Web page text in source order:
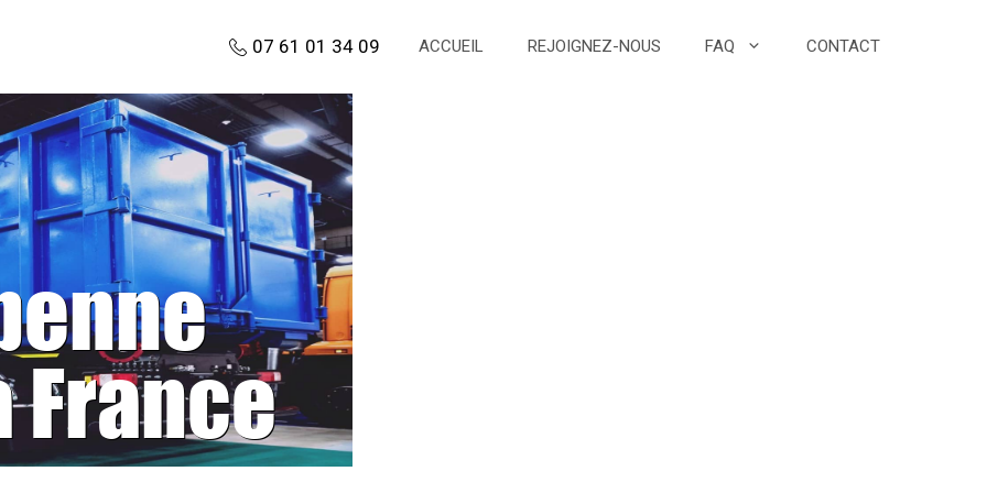
07 61 01 34 09 ACCUEIL REJOIGNEZ-NOUS FAQ CONTACT
France